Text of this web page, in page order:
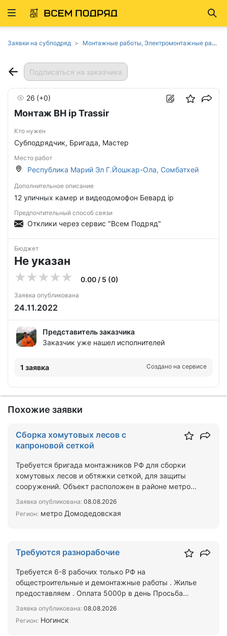
Развернуть
Заявки на субподряд Монтажные работы, Электромонтажные работы в республике Марий Эл
Подписаться на заказчика
Монтаж ВН ip Trassir
26 (+0)
Кто нужен
Субподрядчик, Бригада, Мастер
Место работ
Республика Марий Эл Г.Йошкар-Ола, Сомбатхей
Дополнительное описание
12 уличных камер и видеодомофон Бевард ip
Предпочтительный способ связи
Отклики через сервис "Всем Подряд"
Бюджет
Не указан
0.00 / 5 (0)
Заявка опубликована
24.11.2022
Представитель заказчика
Заказчик уже нашел исполнителей
1 заявка Создано на сервисе
Похожие заявки
Сборка хомутовых лесов с
капроновой сеткой
Требуется бригада монтажников РФ для сборки
хомутовых лесов и обтяжки сеткой, для защиты
сооружений. Объект расположен в районе метро
Заявка опубликована: 08.08.2026
Регион: метро Домодедовская
Требуются разнорабочие
Требуется 6-8 рабочих только РФ на
общестроительные и демонтажные работы . Жилье
предоставляем . Оплата 5000р в день Просьба
Заявка опубликована: 08.08.2026
Регион: Ногинск